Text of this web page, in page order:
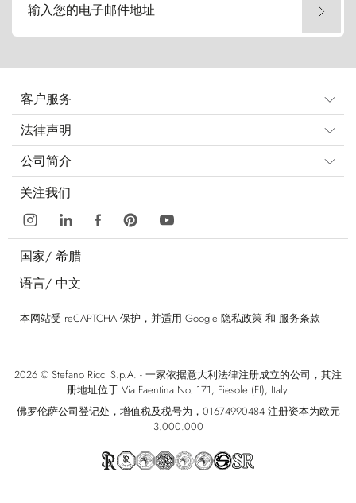
输入您的电子邮件地址
客户服务
法律声明
公司简介
关注我们
国家/ 希腊
语言/ 中文
本网站受 reCAPTCHA 保护，并适用 Google 隐私政策 和 服务条款
2026 © Stefano Ricci S.p.A. - 一家依据意大利法律注册成立的公司，其注
册地址位于 Via Faentina No. 171, Fiesole (FI), Italy.
佛罗伦萨公司登记处，增值税及税号为，01674990484 注册资本为欧元
3.000.000